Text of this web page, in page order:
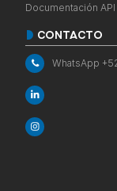
Documentación API
CONTACTO
WhatsApp